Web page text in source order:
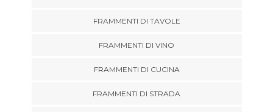
FRAMMENTI DI TAVOLE
FRAMMENTI DI VINO
FRAMMENTI DI CUCINA
FRAMMENTI DI STRADA